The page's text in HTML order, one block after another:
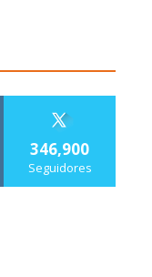
346,900
Seguidores